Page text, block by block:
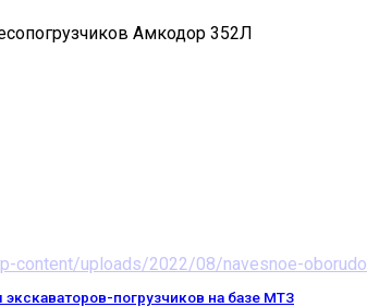
Амкодор 352Л
погрузчиков на базе МТЗ